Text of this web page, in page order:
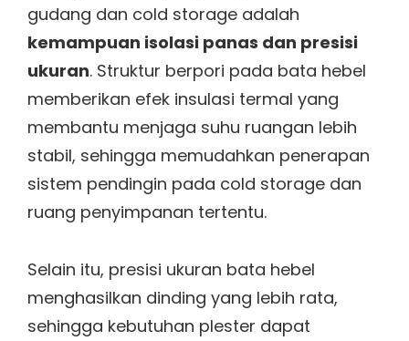
gudang dan cold storage adalah
kemampuan isolasi panas dan presisi
ukuran. Struktur berpori pada bata hebel
memberikan efek insulasi termal yang
membantu menjaga suhu ruangan lebih
stabil, sehingga memudahkan penerapan
sistem pendingin pada cold storage dan
ruang penyimpanan tertentu.
Selain itu, presisi ukuran bata hebel
menghasilkan dinding yang lebih rata,
sehingga kebutuhan plester dapat